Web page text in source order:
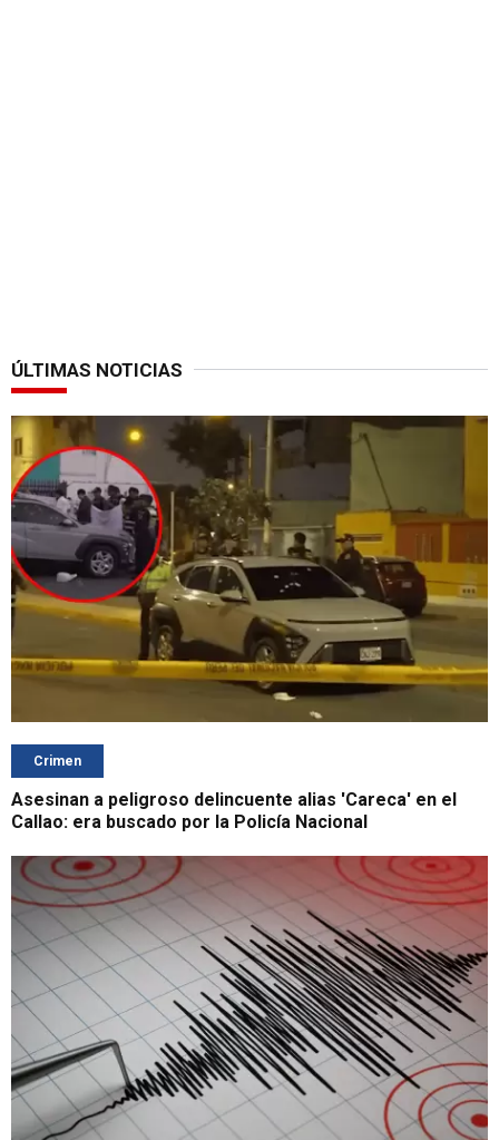
ÚLTIMAS NOTICIAS
Crimen
Asesinan a peligroso delincuente alias 'Careca' en el
Callao: era buscado por la Policía Nacional